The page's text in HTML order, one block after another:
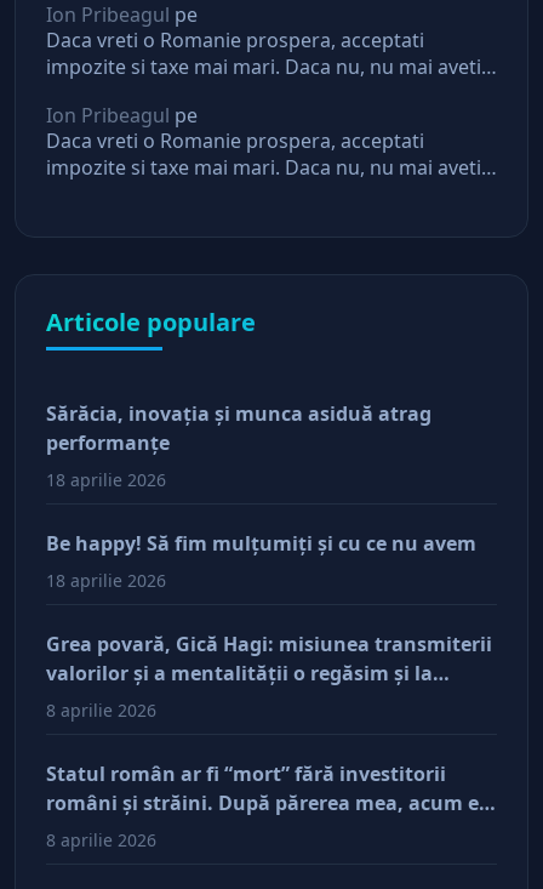
Ion Pribeagul pe
Daca vreti o Romanie prospera, acceptati
impozite si taxe mai mari. Daca nu, nu mai aveti
Ion Pribeagul pe
Daca vreti o Romanie prospera, acceptati
impozite si taxe mai mari. Daca nu, nu mai aveti
Articole populare
Sărăcia, inovaţia şi munca asiduă atrag
performanţe
18 aprilie 2026
Be happy! Să fim mulţumiţi şi cu ce nu avem
18 aprilie 2026
Grea povară, Gică Hagi: misiunea transmiterii
valorilor şi a mentalităţii o regăsim şi la
antreprenorii care vor să-și lase moştenire
8 aprilie 2026
Statul român ar fi “mort” fără investitorii
români şi străini. După părerea mea, acum e
doar pe perfuzii şi încă nu face diferenţa între
8 aprilie 2026